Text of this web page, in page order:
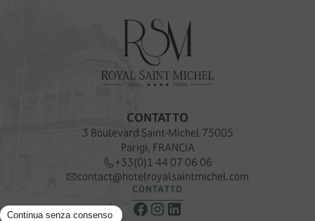
CONTATTO
3 Boulevard Saint-Michel 75005
Parigi, FRANCIA
+33(0)1 44 07 06 06
contact@hotelroyalsaintmichel.com
CONTATTO